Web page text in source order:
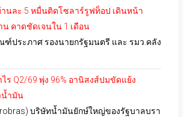
นละ 5 หมื่นติดโซลาร์รูฟท็อป เดินหน้า
น คาดชัดเจนใน 1 เดือน
ประภาศ รองนายกรัฐมนตรี และ รมว.คลัง
ไร Q2/69 พุ่ง 96% อานิสงส์ปมขัดแย้ง
น้ำมัน
บริษัทน้ำมันยักษ์ใหญ่ของรัฐบาลบรา